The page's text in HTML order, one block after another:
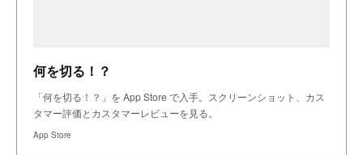
何を切る！？
「何を切る！？」を App Store で入手。スクリーンショット、カス
タマー評価とカスタマーレビューを見る。
App Store